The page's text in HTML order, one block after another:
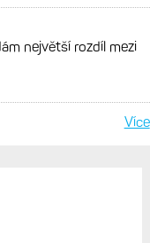
největší rozdíl mezi
Více